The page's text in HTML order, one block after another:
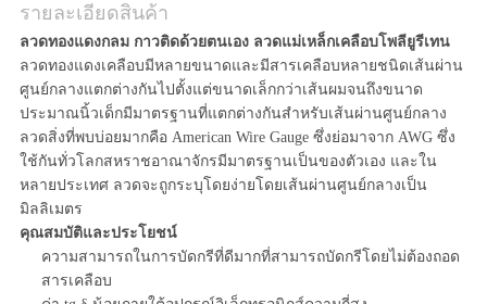
รายละเอียดสินค้า
ลวดทองแดงกลม กาวติดด้วยตนเอง ลวดแม่เหล็กเคลือบโพลียูรีเทน
ลวดทองแดงเคลือบมีหลายขนาดและมีสารเคลือบหลายชนิดเส้นผ่าน
ศูนย์กลางแตกต่างกันไปตั้งแต่ขนาดเล็กกว่าเส้นผมจนถึงขนาด
ประมาณนิ้วเด็กมีมาตรฐานที่แตกต่างกันสำหรับเส้นผ่านศูนย์กลาง
ลวดสิ่งที่พบบ่อยมากคือ American Wire Gauge ซึ่งย่อมาจาก AWG ซึ่ง
ใช้กันทั่วโลกสหราชอาณาจักรมีมาตรฐานเป็นของตัวเอง และใน
หลายประเทศ ลวดจะถูกระบุโดยง่ายโดยเส้นผ่านศูนย์กลางเป็น
มิลลิเมตร
คุณสมบัติและประโยชน์
ความสามารถในการบัดกรีที่ดีมากที่สามารถบัดกรีโดยไม่ต้องถอด
สารเคลือบ